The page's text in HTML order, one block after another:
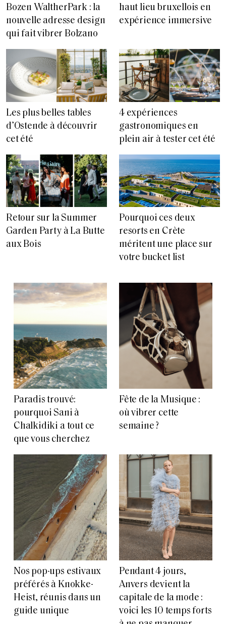
Bozen WaltherPark : la
nouvelle adresse design
qui fait vibrer Bolzano
haut lieu bruxellois en
expérience immersive
Les plus belles tables
d’Ostende à découvrir
cet été
4 expériences
gastronomiques en
plein air à tester cet été
Retour sur la Summer
Garden Party à La Butte
aux Bois
Pourquoi ces deux
resorts en Crète
méritent une place sur
votre bucket list
Paradis trouvé:
pourquoi Sani à
Chalkidiki a tout ce
que vous cherchez
Fête de la Musique :
où vibrer cette
semaine ?
Nos pop-ups estivaux
préférés à Knokke-
Heist, réunis dans un
guide unique
Pendant 4 jours,
Anvers devient la
capitale de la mode :
voici les 10 temps forts